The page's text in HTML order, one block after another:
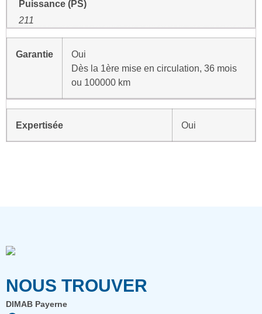
Puissance (PS)
211
Garantie
Oui
Dès la 1ère mise en circulation, 36 mois
ou 100000 km
Expertisée Oui
NOUS TROUVER
DIMAB Payerne